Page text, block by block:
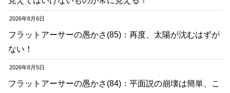
2026年8月6日
フラットアーサーの愚かさ(85)：再度、太陽が沈むはずが
ない！
2026年8月5日
フラットアーサーの愚かさ(84)：平面説の崩壊は簡単、こ